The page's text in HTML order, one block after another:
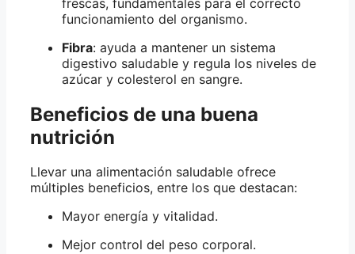
funcionamiento del organismo.
Fibra: ayuda a mantener un sistema
digestivo saludable y regula los niveles de
azúcar y colesterol en sangre.
Beneficios de una buena
nutrición
Llevar una alimentación saludable ofrece
múltiples beneficios, entre los que destacan:
Mayor energía y vitalidad.
Mejor control del peso corporal.